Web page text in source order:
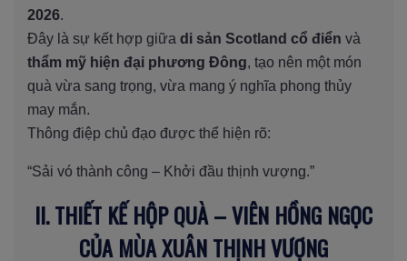
2026.
Đây là sự kết hợp giữa di sản Scotland cổ điển và
thẩm mỹ hiện đại phương Đông, tạo nên một món
quà vừa sang trọng, vừa mang ý nghĩa phong thủy
may mắn.
Thông điệp chủ đạo được thể hiện rõ:
“Sải vó thành công – Khởi đầu thịnh vượng.”
II. THIẾT KẾ HỘP QUÀ – VIÊN HỒNG NGỌC
CỦA MÙA XUÂN THỊNH VƯỢNG